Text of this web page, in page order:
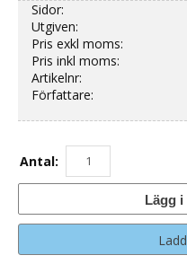
Antal:
Lägg
Sidor:
Utgiven:
Pris exkl moms:
Pris inkl moms:
Artikelnr:
Författare: